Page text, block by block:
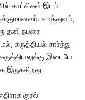
காட்சிகள் இடம்
சமத்துவம்,
தனி நபரை
கருத்தியல் சார்ந்து
இடையே
இருக்கிறது.
குரல்